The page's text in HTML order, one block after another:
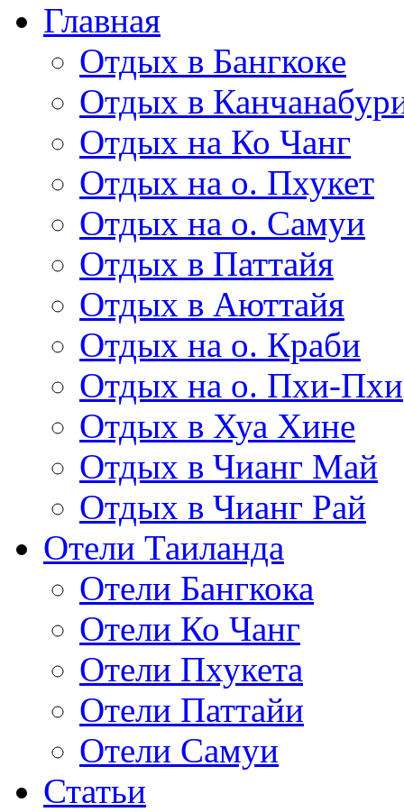
Главная
Отдых в Бангкоке
Отдых в
Отдых на Ко Чанг
Отдых на о. Пхукет
Отдых на о. Самуи
Отдых в Паттайя
Отдых в Аюттайя
Отдых на о. Краби
Отдых на о. Пхи-Пхи
Отдых в Хуа Хине
Отдых в Чианг Май
Отдых в Чианг Рай
Отели Таиланда
Отели Бангкока
Отели Ко Чанг
Отели Пхукета
Отели Паттайи
Отели Самуи
Статьи